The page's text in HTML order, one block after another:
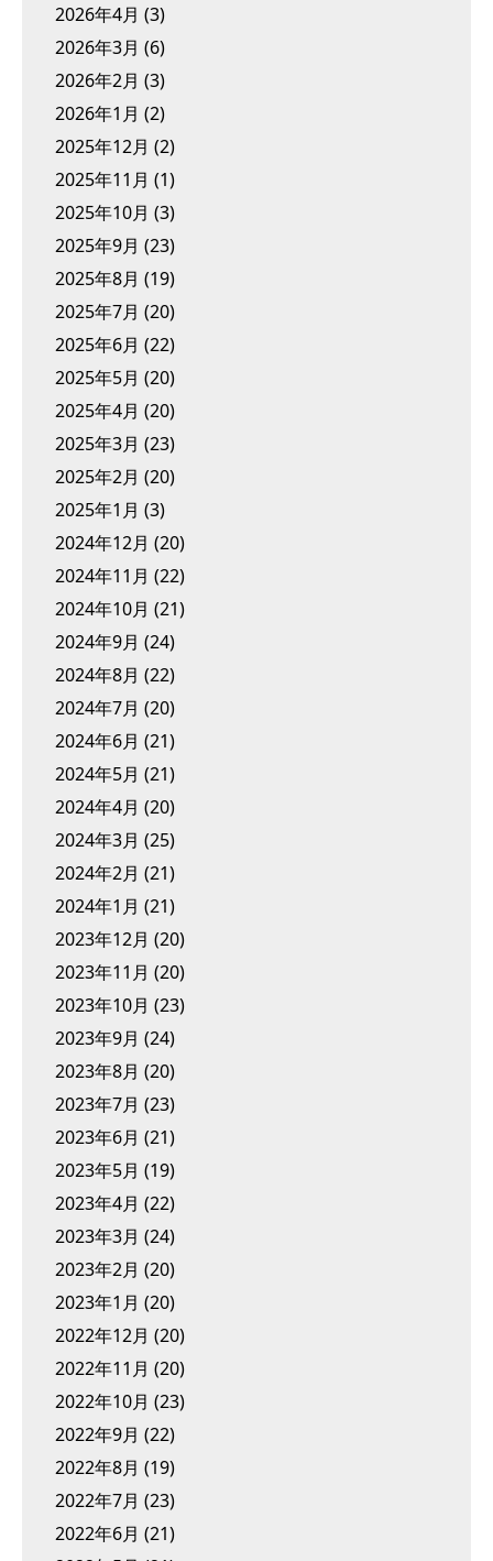
2026年4月 (3)
2026年3月 (6)
2026年2月 (3)
2026年1月 (2)
2025年12月 (2)
2025年11月 (1)
2025年10月 (3)
2025年9月 (23)
2025年8月 (19)
2025年7月 (20)
2025年6月 (22)
2025年5月 (20)
2025年4月 (20)
2025年3月 (23)
2025年2月 (20)
2025年1月 (3)
2024年12月 (20)
2024年11月 (22)
2024年10月 (21)
2024年9月 (24)
2024年8月 (22)
2024年7月 (20)
2024年6月 (21)
2024年5月 (21)
2024年4月 (20)
2024年3月 (25)
2024年2月 (21)
2024年1月 (21)
2023年12月 (20)
2023年11月 (20)
2023年10月 (23)
2023年9月 (24)
2023年8月 (20)
2023年7月 (23)
2023年6月 (21)
2023年5月 (19)
2023年4月 (22)
2023年3月 (24)
2023年2月 (20)
2023年1月 (20)
2022年12月 (20)
2022年11月 (20)
2022年10月 (23)
2022年9月 (22)
2022年8月 (19)
2022年7月 (23)
2022年6月 (21)